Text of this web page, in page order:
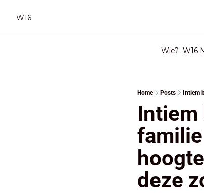
W16
Wie? W16
Home Posts
Intiem
deze